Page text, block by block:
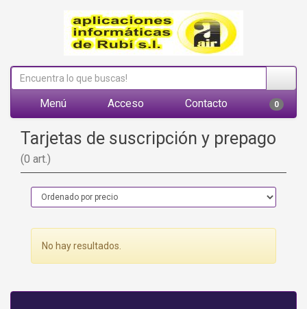
Menú Acceso Contacto 0
Tarjetas de suscripción y prepago
(0 art.)
No hay resultados.